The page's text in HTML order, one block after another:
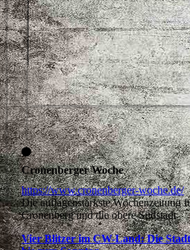
Cronenberger Woche
https://www.cronenberger-woche.de/
Die auflagenstärkste Wochenzeitung
Cronenberg und die obere Südstadt
Vier Blitzer im CW-Land: Die